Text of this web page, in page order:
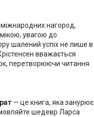
нагород,
увагою до
шалений успіх не лише в
вважається
перетворюючи читання
— це книга, яка занурює
шедевр Ларса